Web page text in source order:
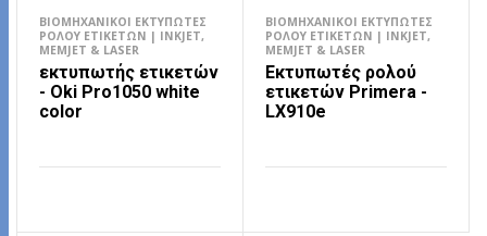
ΒΙΟΜΗΧΑΝΙΚΟΊ ΕΚΤΥΠΩΤΈΣ
ΡΟΛΟΎ ΕΤΙΚΕΤΏΝ | INKJET,
MEMJET & LASER
εκτυπωτής ετικετών
- Οki Pro1050 white
color
ΒΙΟΜΗΧΑΝΙΚΟΊ ΕΚΤΥΠΩΤΈΣ
ΡΟΛΟΎ ΕΤΙΚΕΤΏΝ | INKJET,
MEMJET & LASER
Εκτυπωτές ρολού
ετικετών Primera -
LX910e